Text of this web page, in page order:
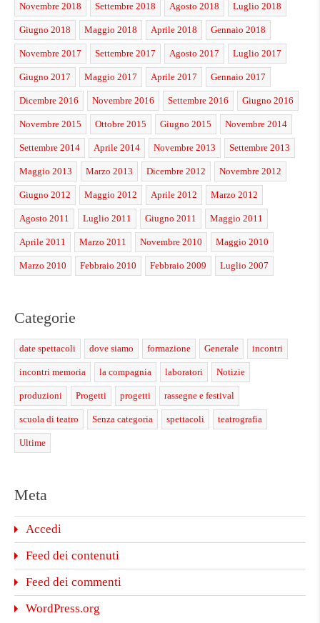
Novembre 2018 Settembre 2018 Agosto 2018 Luglio 2018
Giugno 2018 Maggio 2018 Aprile 2018 Gennaio 2018
Novembre 2017 Settembre 2017 Agosto 2017 Luglio 2017
Giugno 2017 Maggio 2017 Aprile 2017 Gennaio 2017
Dicembre 2016 Novembre 2016 Settembre 2016 Giugno 2016
Novembre 2015 Ottobre 2015 Giugno 2015 Novembre 2014
Settembre 2014 Aprile 2014 Novembre 2013 Settembre 2013
Maggio 2013 Marzo 2013 Dicembre 2012 Novembre 2012
Giugno 2012 Maggio 2012 Aprile 2012 Marzo 2012
Agosto 2011 Luglio 2011 Giugno 2011 Maggio 2011
Aprile 2011 Marzo 2011 Novembre 2010 Maggio 2010
Marzo 2010 Febbraio 2010 Febbraio 2009 Luglio 2007
Categorie
date spettacoli dove siamo formazione Generale incontri
incontri memoria la compagnia laboratori Notizie
produzioni Progetti progetti rassegne e festival
scuola di teatro Senza categoria spettacoli teatrografia
Ultime
Meta
Accedi
Feed dei contenuti
Feed dei commenti
WordPress.org